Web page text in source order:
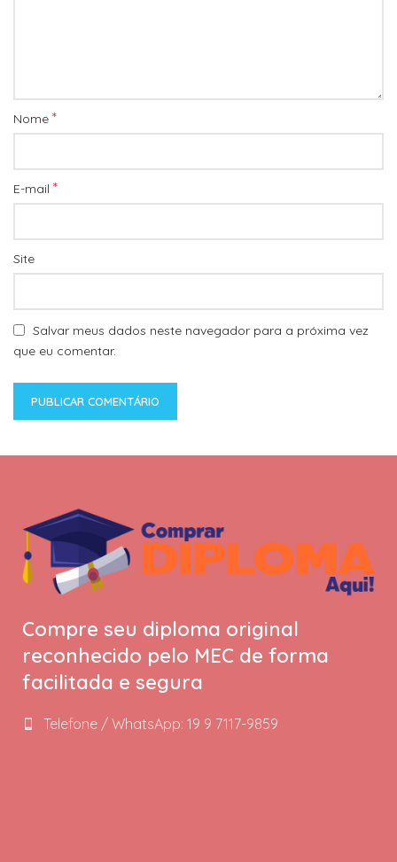
Nome *
E-mail *
Site
Salvar meus dados neste navegador para a próxima vez
que eu comentar.
Compre seu diploma original
reconhecido pelo MEC de forma
facilitada e segura
Telefone / WhatsApp: 19 9 7117-9859